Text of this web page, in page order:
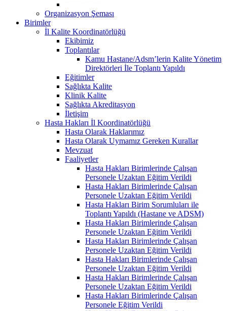
Organizasyon Şeması
Birimler
İl Kalite Koordinatörlüğü
Ekibimiz
Toplantılar
Kamu Hastane/Adsm’lerin Kalite Yönetim
Direktörleri İle Toplantı Yapıldı
Eğitimler
Sağlıkta Kalite
Klinik Kalite
Sağlıkta Akreditasyon
İletişim
Hasta Hakları İl Koordinatörlüğü
Hasta Olarak Haklarımız
Hasta Olarak Uymamız Gereken Kurallar
Mevzuat
Faaliyetler
Hasta Hakları Birimlerinde Çalışan
Personele Uzaktan Eğitim Verildi
Hasta Hakları Birimlerinde Çalışan
Personele Uzaktan Eğitim Verildi
Hasta Hakları Birim Sorumluları ile
Toplantı Yapıldı (Hastane ve ADSM)
Hasta Hakları Birimlerinde Çalışan
Personele Uzaktan Eğitim Verildi
Hasta Hakları Birimlerinde Çalışan
Personele Uzaktan Eğitim Verildi
Hasta Hakları Birimlerinde Çalışan
Personele Uzaktan Eğitim Verildi
Hasta Hakları Birimlerinde Çalışan
Personele Uzaktan Eğitim Verildi
Hasta Hakları Birimlerinde Çalışan
Personele Eğitim Verildi